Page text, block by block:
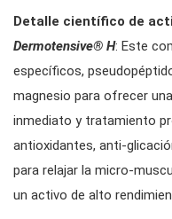
Detalle científico de
Dermotensive® H: Este
específicos,
magnesio para ofrecer
inmediato y tratamiento
antioxidantes, anti-
para relajar la micro-
un activo de alto